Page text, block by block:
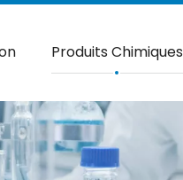
Produits Chimiques